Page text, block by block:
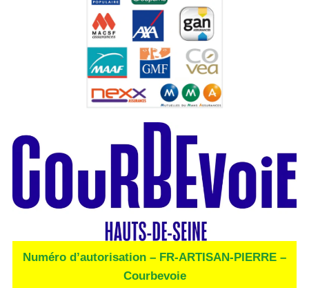
Numéro d’autorisation – FR-ARTISAN-PIERRE –
Courbevoie